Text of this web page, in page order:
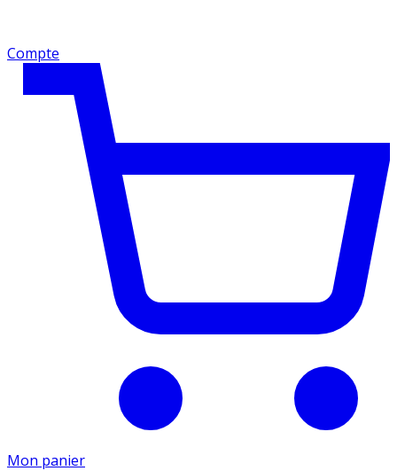
Compte
Mon panier